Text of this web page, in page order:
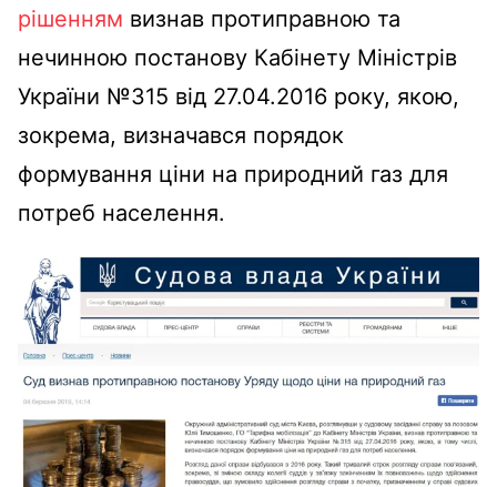
рішенням визнав протиправною та
нечинною постанову Кабінету Міністрів
України №315 від 27.04.2016 року, якою,
зокрема, визначався порядок
формування ціни на природний газ для
потреб населення.